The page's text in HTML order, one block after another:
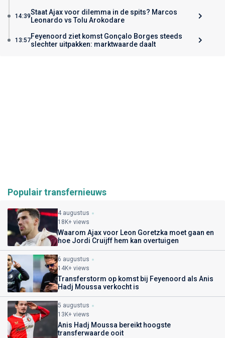
14:39Staat Ajax voor dilemma in de spits? Marcos
Leonardo vs Tolu Arokodare
13:57Feyenoord ziet komst Gonçalo Borges steeds
slechter uitpakken: marktwaarde daalt
Populair transfernieuws
4 augustus
18K+ views
Waarom Ajax voor Leon Goretzka moet gaan en
hoe Jordi Cruijff hem kan overtuigen
6 augustus
14K+ views
Transferstorm op komst bij Feyenoord als Anis
Hadj Moussa verkocht is
5 augustus
13K+ views
Anis Hadj Moussa bereikt hoogste
transferwaarde ooit